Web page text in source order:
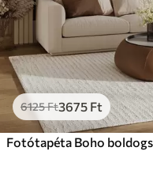
6125Ft3675 Ft